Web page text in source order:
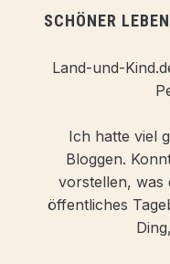
SCHÖNER
Land-und-
Ich hatte viel
Bloggen.
vorstellen, was
öffentliches